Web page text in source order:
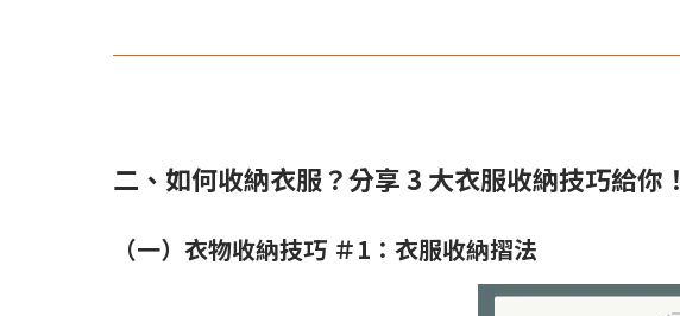
二、如何收納衣服？分享 3 大衣服收納技巧給你！
（一）衣物收納技巧 ＃1：衣服收納摺法